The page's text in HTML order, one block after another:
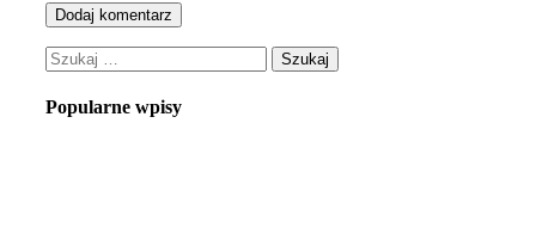
Szukaj:
Popularne wpisy